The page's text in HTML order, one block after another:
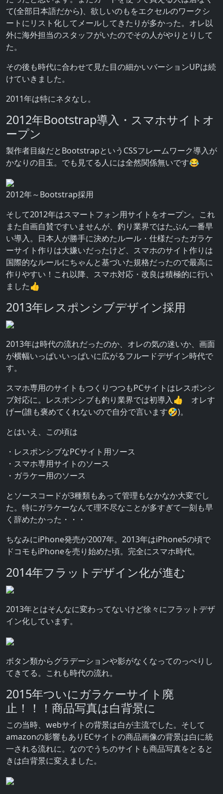
て(全部日本語だから)、欲しいのもをエクセルのワークシ
ートにリスト化してメールしてきたりが多かった。オレ以
外に海外担当のスタッフがいたのでその人がやりとりして
た。
その後も時代に合わせて見た目の細かいバーションUPは続
けていきました。
2011年は特にネタなし。
2012年Bootstrap導入・スマホサイトオ
ープン
製作者目線だとBootstrapというCSSフレームワーク導入が
かなりの目玉。でも見てる人には全然関係無いです😂
2012年～Bootstrap採用
そして2012年はスマートフォン用サイトをオープン。これ
また自画自賛ですいませんが、釣り業界ではたぶん一番早
い導入。日本人が勝手に決めたルール・仕様だったガラケ
ーサイト作りは大嫌いだったけど、スマホのサイト作りは
国際的なルールにちゃんと基づいた規格だったので最高に
作りやすい！これ以降、スマホ対応・改良は積極的に行い
ました👍
2013年レスポンシブデザイン採用
2013年は時代の流れだったのか、オレの気の迷いか、画面
が横幅いっぱいいっぱいに広がるフルードデザイン時代で
す。
スマホ専用のサイトもつくりつつもPCサイトはレスポンシ
ブ対応に。レスポンシブも釣り業界では初導入👍 オレす
げー(誰も褒めてくれないので自分で言います🤣)。
とはいえ、この頃は
・レスポンシブなPCサイト用ソース
・スマホ専用サイトのソース
・ガラケー用のソース
とソースコードが3種類もあって管理もなかなか大変でし
た。特にガラケーなんて理不尽なことが多すぎて一刻も早
く辞めたかった・・・
ちなみにiPhone発売が2007年。2013年はiPhone5の頃で
ドコモもiPhoneを売り始めた頃。完全にスマホ時代。
2014年フラットデザイン化が進む
2013年とはそんなに変わってないけど徐々にフラットデザ
イン化しています。
ボタン類からグラデーションや影がなくなってのっぺりし
てきてる。これも時代の流れ。
2015年ついにガラケーサイト廃
止！！！商品写真は白背景に
この当時、webサイトの背景は白が主流でした。そして
amazonの影響もありECサイトの商品画像の背景は白に統
一される流れに。なのでうちのサイトも商品写真をとると
きは白背景に変えました。